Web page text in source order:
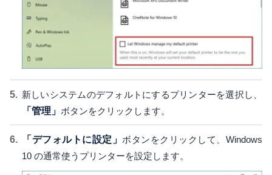
新しいシステムのデフォルトにするプリンターを選択し、
「管理」 ボタンをクリックします。
「デフォルトに設定」ボタンをクリックして、Windows
10 の通常使うプリンターを設定します。